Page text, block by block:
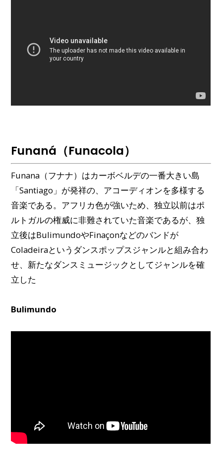
Funaná（Funacola）
Funana（フナナ）はカーボベルデの一番大きい島
「Santiago」が発祥の、アコーディオンを多様する
音楽である。アフリカ色が強いため、独立以前はポ
ルトガルの権威に非難されていた音楽であるが、独
立後はBulimundoやFinaçonなどのバンドが
Coladeiraというダンスポップスジャンルと組み合わ
せ、新たなダンスミュージックとしてジャンルを確
立した
Bulimundo